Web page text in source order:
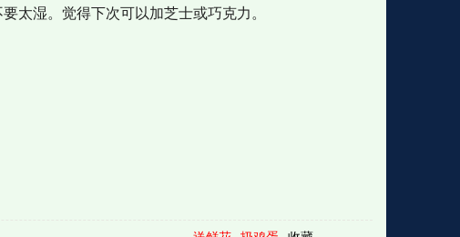
太湿。觉得下次可以加芝士或巧克力。